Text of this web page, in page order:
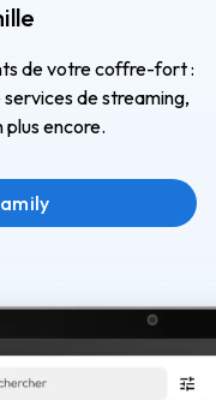
de votre coffre-fort :
de streaming,
encore.